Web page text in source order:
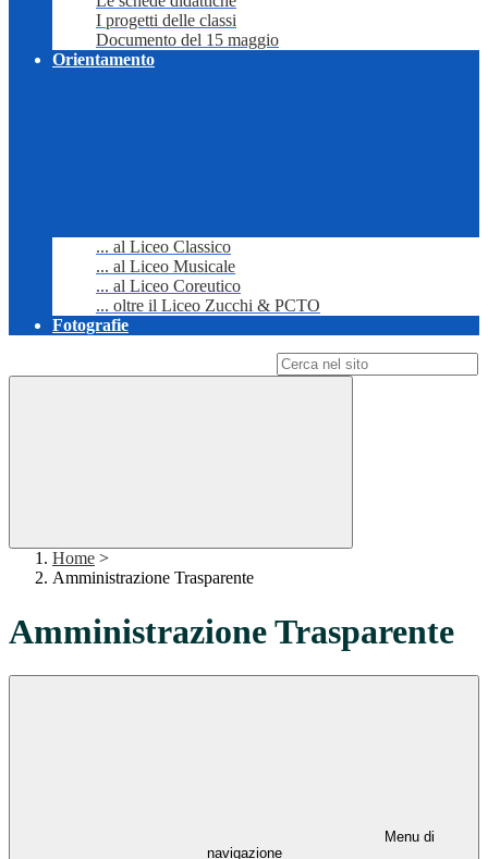
I progetti delle classi
Documento del 15 maggio
Orientamento
... al Liceo Classico
... al Liceo Musicale
... al Liceo Coreutico
... oltre il Liceo Zucchi & PCTO
Fotografie
Home >
Amministrazione Trasparente
Amministrazione Trasparente
Menu di
navigazione